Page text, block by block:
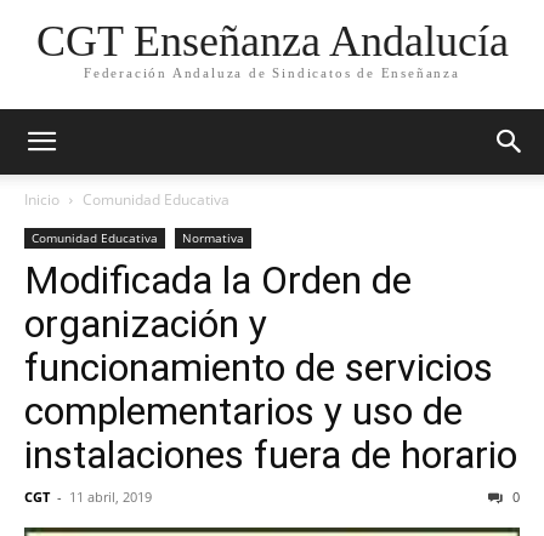
CGT Enseñanza Andalucía
Federación Andaluza de Sindicatos de Enseñanza
Inicio Comunidad Educativa
Comunidad Educativa Normativa
Modificada la Orden de
organización y
funcionamiento de servicios
complementarios y uso de
instalaciones fuera de horario
CGT - 11 abril, 2019 0